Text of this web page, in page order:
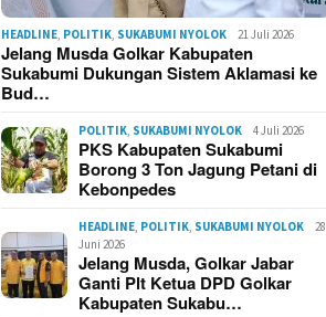
HEADLINE, POLITIK, SUKABUMI NYOLOK 21 Juli 2026
Jelang Musda Golkar Kabupaten
Sukabumi Dukungan Sistem Aklamasi ke
Bud…
POLITIK, SUKABUMI NYOLOK 4 Juli 2026
PKS Kabupaten Sukabumi
Borong 3 Ton Jagung Petani di
Kebonpedes
HEADLINE, POLITIK, SUKABUMI NYOLOK
28
Juni 2026
Jelang Musda, Golkar Jabar
Ganti Plt Ketua DPD Golkar
Kabupaten Sukabu…